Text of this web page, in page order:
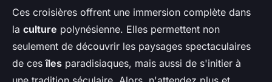
Ces croisières offrent une immersion complète dans
la culture polynésienne. Elles permettent non
seulement de découvrir les paysages spectaculaires
de cesîles paradisiaques, mais aussi de s'initier à